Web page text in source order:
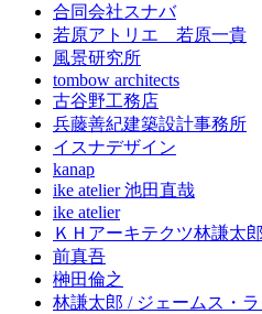
合同会社スナバ
若原アトリエ 若原一貴
風景研究所
tombow architects
古谷野工務店
兵藤善紀建築設計事務所
イスナデザイン
kanap
ike atelier 池田直哉
ike atelier
ＫＨアーキテクツ林謙太郎
前真吾
榊田倫之
林謙太郎 / ジェームス・